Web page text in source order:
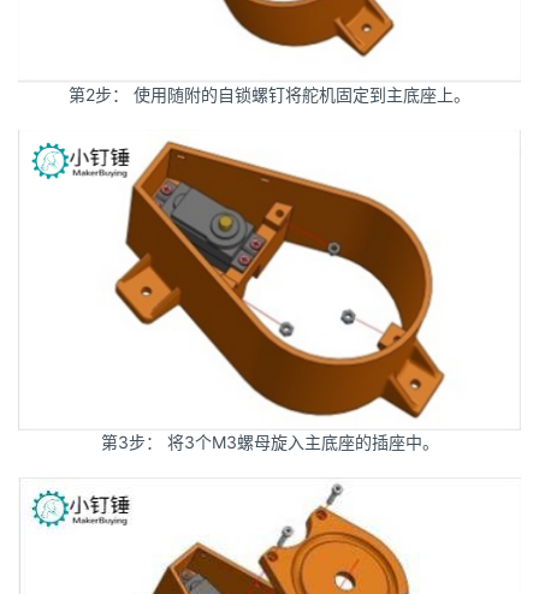
第2步： 使用随附的自锁螺钉将舵机固定到主底座上。
第3步： 将3个M3螺母旋入主底座的插座中。